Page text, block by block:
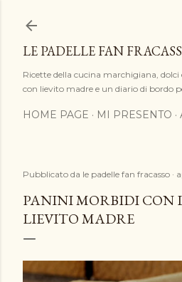
LE PADELLE FAN
Ricette della cucina marchigiana,
con lievito madre e un diario di bordo
HOME PAGE MI PRESENTO
Pubblicato da le padelle fan fracasso
PANINI MORBIDI CON
LIEVITO MADRE